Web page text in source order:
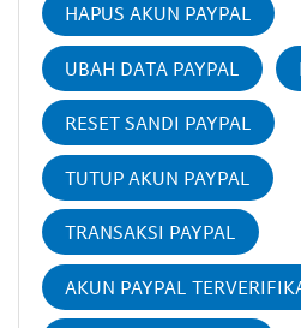
HAPUS AKUN PAYPAL
UBAH DATA PAYPAL
RESET SANDI PAYPAL
TUTUP AKUN PAYPAL
TRANSAKSI PAYPAL
AKUN PAYPAL